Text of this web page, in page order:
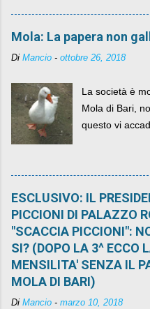
Mola: La papera non
Di Mancio - ottobre 26, 2018
La società è
Mola di Bari,
questo vi
ESCLUSIVO: IL
PICCIONI DI PALAZZO
"SCACCIA PICCIONI":
SI? (DOPO LA 3^ ECCO
MENSILITA' SENZA IL
MOLA DI BARI)
Di Mancio - marzo 10, 2018